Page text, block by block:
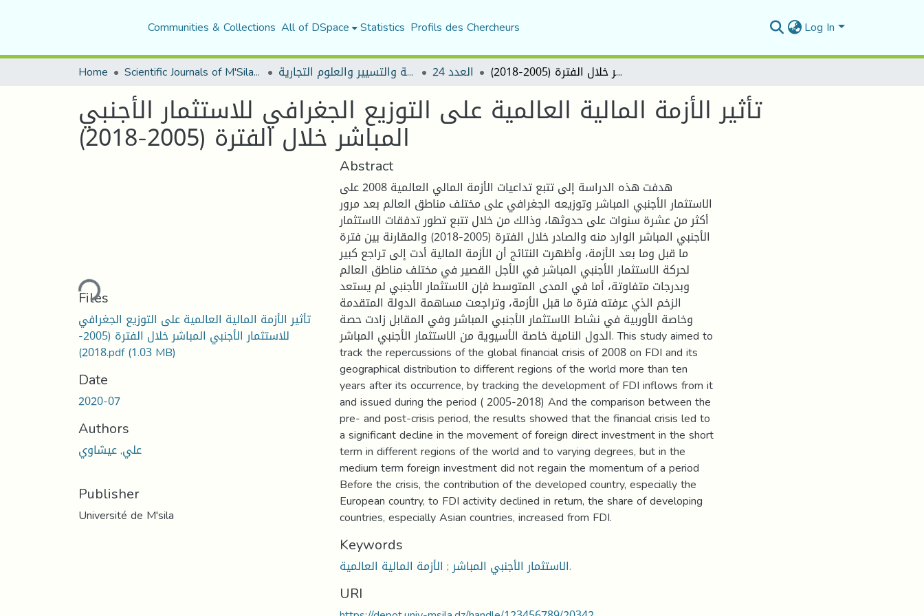
Communities & Collections All of DSpace Statistics Profils des Chercheurs Log In
Home Scientific Journals of M'Sila University مجلة العلوم الاقتصادية والتسيير والعلوم التجارية العدد 24 تأثير الأزمة المالية العالمية على التوزيع الجغرافي للاستثمار الأجنبي المباشر خلال الفترة (2005-2018)
تأثير الأزمة المالية العالمية على التوزيع الجغرافي للاستثمار الأجنبي
المباشر خلال الفترة (2005-2018)
Loading...
Files
تأثير الأزمة المالية العالمية على التوزيع الجغرافي
للاستثمار الأجنبي المباشر خلال الفترة (2005-
2018).pdf(1.03 MB)
Date
2020-07
Authors
علي, عيشاوي
Publisher
Université de M'sila
Abstract
هدفت هذه الدراسة إلى تتبع تداعيات الأزمة المالي العالمية 2008 على
الاستثمار الأجنبي المباشر وتوزيعه الجغرافي على مختلف مناطق العالم بعد مرور
أكثر من عشرة سنوات على حدوثها، وذالك من خلال تتبع تطور تدفقات الاستثمار
الأجنبي المباشر الوارد منه والصادر خلال الفترة (2005-2018) والمقارنة بين فترة
ما قبل وما بعد الأزمة، وأظهرت النتائج أن الأزمة المالية أدت إلى تراجع كبير
لحركة الاستثمار الأجنبي المباشر في الأجل القصير في مختلف مناطق العالم
وبدرجات متفاوتة، أما في المدى المتوسط فإن الاستثمار الأجنبي لم يستعد
الزخم الذي عرفته فترة ما قبل الأزمة، وتراجعت مساهمة الدولة المتقدمة
وخاصة الأوربية في نشاط الاستثمار الأجنبي المباشر وفي المقابل زادت حصة
الدول النامية خاصة الأسيوية من الاستثمار الأجنبي المباشر. This study aimed to
track the repercussions of the global financial crisis of 2008 on FDI and its
geographical distribution to different regions of the world more than ten
years after its occurrence, by tracking the development of FDI inflows from it
and issued during the period ( 2005-2018) And the comparison between the
pre- and post-crisis period, the results showed that the financial crisis led to
a significant decline in the movement of foreign direct investment in the short
term in different regions of the world and to varying degrees, but in the
medium term foreign investment did not regain the momentum of a period
Before the crisis, the contribution of the developed country, especially the
European country, to FDI activity declined in return, the share of developing
countries, especially Asian countries, increased from FDI.
Keywords
الاستثمار الأجنبي المباشر ; الأزمة المالية العالمية.
URI